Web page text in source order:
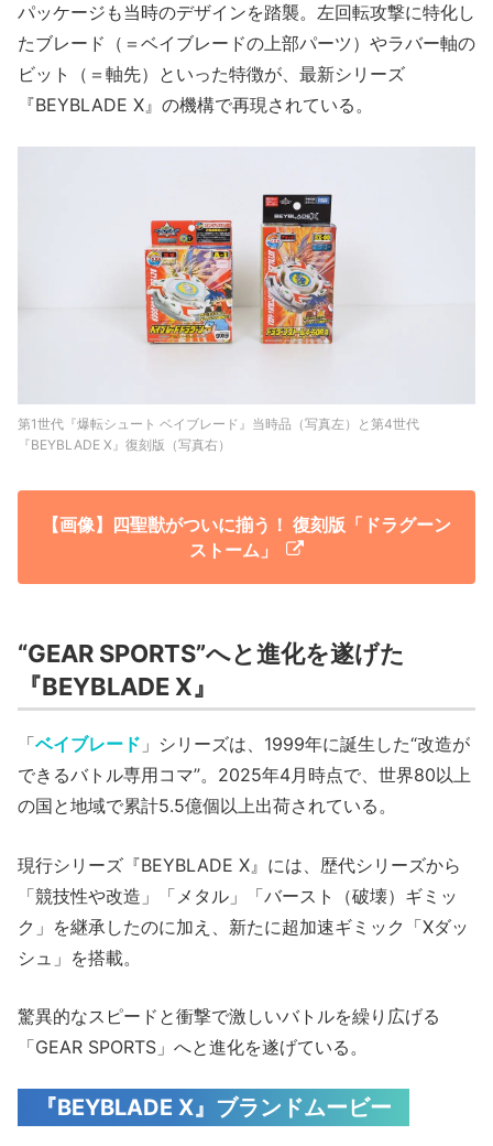
パッケージも当時のデザインを踏襲。左回転攻撃に特化し
たブレード（＝ベイブレードの上部パーツ）やラバー軸の
ビット（＝軸先）といった特徴が、最新シリーズ
『BEYBLADE X』の機構で再現されている。
第1世代『爆転シュート ベイブレード』当時品（写真左）と第4世代
『BEYBLADE X』復刻版（写真右）
【画像】四聖獣がついに揃う！ 復刻版「ドラグーン
ストーム」
“GEAR SPORTS”へと進化を遂げた
『BEYBLADE X』
「ベイブレード 」シリーズは、1999年に誕生した“改造が
できるバトル専用コマ”。2025年4月時点で、世界80以上
の国と地域で累計5.5億個以上出荷されている。
現行シリーズ『BEYBLADE X』には、歴代シリーズから
「競技性や改造」「メタル」「バースト（破壊）ギミッ
ク」を継承したのに加え、新たに超加速ギミック「Xダッ
シュ」を搭載。
驚異的なスピードと衝撃で激しいバトルを繰り広げる
「GEAR SPORTS」へと進化を遂げている。
『BEYBLADE X』ブランドムービー